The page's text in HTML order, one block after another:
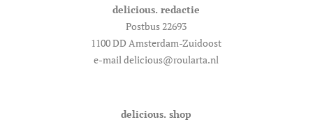
delicious. redactie
Postbus 22693
1100 DD Amsterdam-Zuidoost
e-mail delicious@roularta.nl
delicious. shop